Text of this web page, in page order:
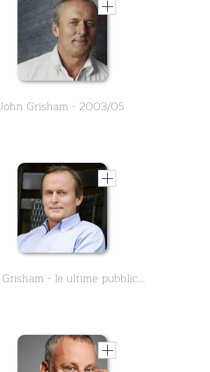
John Grisham - 2003/05
John Grisham - le ultime pubblicazioni